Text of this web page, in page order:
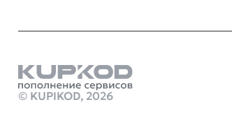
© KUPIKOD, 2026